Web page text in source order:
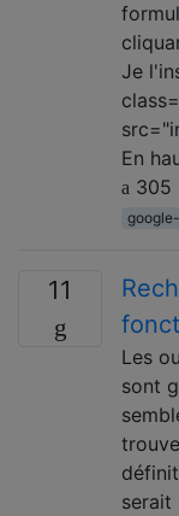
Je
En
305
11
Les
sont
serait